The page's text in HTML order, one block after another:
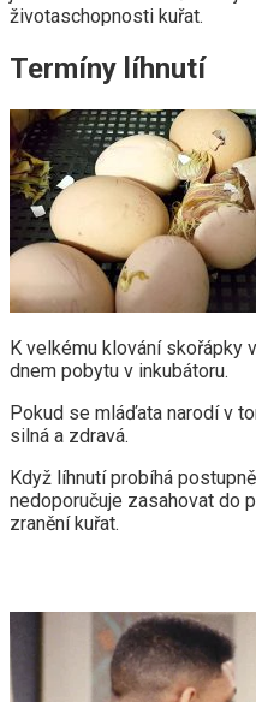
životaschopnosti kuřat.
Termíny líhnutí
K velkému klování skořápky
dnem pobytu v inkubátoru.
Pokud se mláďata narodí v
silná a zdravá.
Když líhnutí probíhá
nedoporučuje zasahovat do
zranění kuřat.